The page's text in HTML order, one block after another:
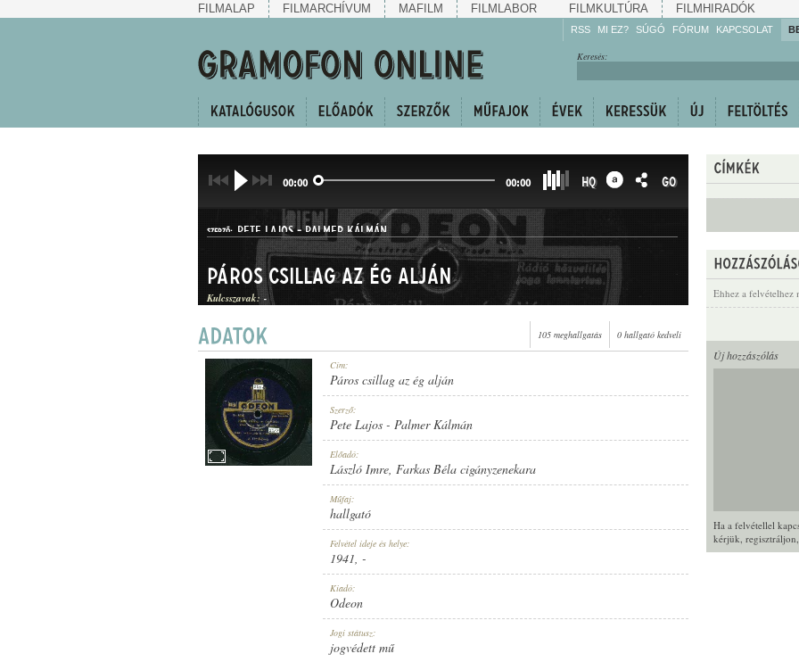
FILMALAP FILMARCHÍVUM MAFILM FILMLABOR FILMKULTÚRA FILMHIRADÓK
RSS MI EZ? SÚGÓ
Gyarapítsa!
FÓRUM KAPCSOLAT
Keresés:
Ehhez a felvételhez
Új hozzászólás
Ha a felvétellel
kérjük, regisztráljon
00:00 00:00 HQ GO
SZERZŐ: PETE LAJOS-PALMER KÁLMÁN
HALLGATÓ
Páros csillag az ég alján
Kulcsszavak: -
105 meghallgatás 0 hallgató kedveli
Cím:
Páros csillag az ég alján
Szerző:
Pete Lajos - Palmer Kálmán
Előadó:
László Imre, Farkas Béla cigányzenekara
Műfaj:
hallgató
Felvétel ideje és helye:
1941, -
Kiadó:
Odeon
Jogi státusz:
jogvédett mű